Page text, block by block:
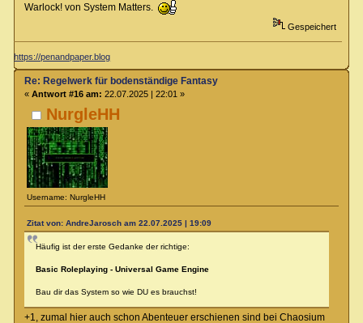
Warlock! von System Matters.
Gespeichert
https://penandpaper.blog
NurgleHH
Username: NurgleHH
Re: Regelwerk für bodenständige Fantasy
« Antwort #16 am: 22.07.2025 | 22:01 »
Zitat von: AndreJarosch am 22.07.2025 | 19:09
Häufig ist der erste Gedanke der richtige:
Basic Roleplaying - Universal Game Engine
Bau dir das System so wie DU es brauchst!
+1, zumal hier auch schon Abenteuer erschienen sind bei Chaosium